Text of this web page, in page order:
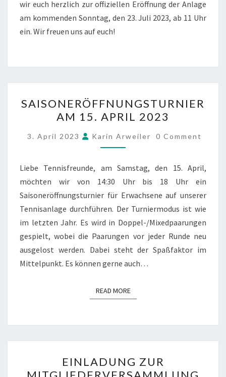
wir euch herzlich zur offiziellen Eröffnung der Anlage
am kommenden Sonntag, den 23. Juli 2023, ab 11 Uhr
ein. Wir freuen uns auf euch!
AM
15.
APRIL
2023
SAISONERÖFFNUNGSTURNIER
AM 15. APRIL 2023
3. April 2023 Karin Arweiler COMMENTS
0 Comment
Liebe Tennisfreunde, am Samstag, den 15. April,
möchten wir von 14:30 Uhr bis 18 Uhr ein
Saisoneröffnungsturnier für Erwachsene auf unserer
Tennisanlage durchführen. Der Turniermodus ist wie
im letzten Jahr. Es wird in Doppel-/Mixedpaarungen
gespielt, wobei die Paarungen vor jeder Runde neu
ausgelost werden. Dabei steht der Spaßfaktor im
Mittelpunkt. Es können gerne auch…
READ MOREREAD MORE
ZUR
EINLADUNG ZUR